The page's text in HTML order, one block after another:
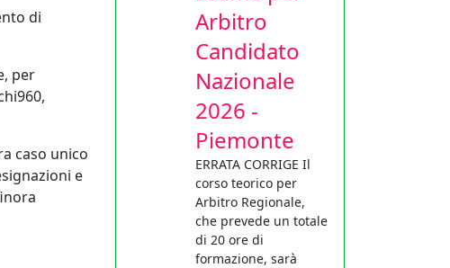
di
per
caso unico
e
Arbitro
Candidato
Nazionale
2026 -
Piemonte
ERRATA CORRIGE Il
corso teorico per
Arbitro Regionale,
che prevede un totale
di 20 ore di
formazione, sarà